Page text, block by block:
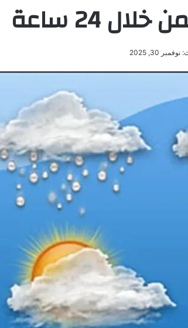
24 ساعة
30, 2025